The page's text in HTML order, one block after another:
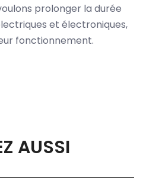
prolonger la durée
et électroniques,
fonctionnement.
AUSSI